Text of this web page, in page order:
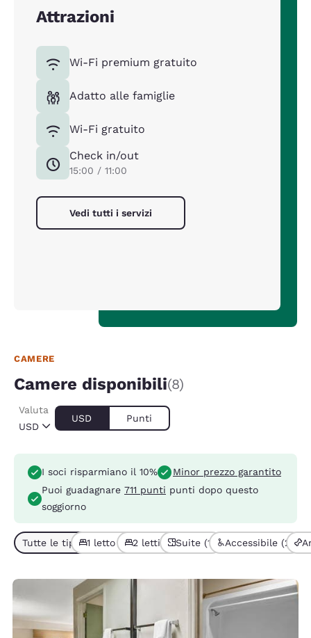
Attrazioni
Wi-Fi premium gratuito
Adatto alle famiglie
Wi-Fi gratuito
Check in/out
15:00 / 11:00
Vedi tutti i servizi
CAMERE
Camere disponibili(8)
USD
Valuta
USD Punti
I soci risparmiano il 10%
Minor prezzo garantito
Puoi guadagnare 711 punti punti dopo questo
soggiorno
Tutte le tipologie di camera (8)
1 letto (5)2 letti (3)Suite (1) Accessibile (2)